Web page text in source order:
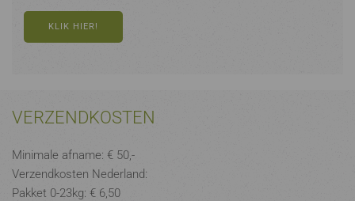
KLIK HIER!
VERZENDKOSTEN
Minimale afname: € 50,-
Verzendkosten Nederland:
Pakket 0-23kg: € 6,50